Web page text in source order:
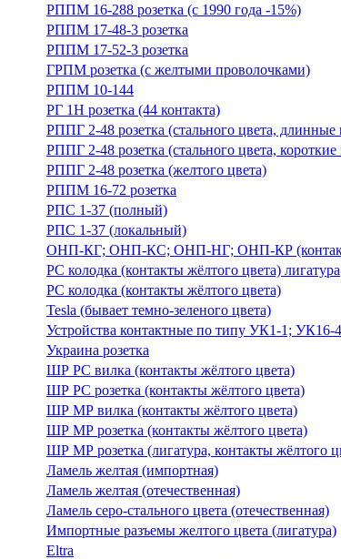
РППМ 16-288 розетка (с 1990 года -15%)
РППМ 17-48-3 розетка
РППМ 17-52-3 розетка
ГРПМ розетка (с желтыми проволочками)
РППМ 10-144
РГ 1Н розетка (44 контакта)
РППГ 2-48 розетка (стального цвета, длинные
РППГ 2-48 розетка (стального цвета, короткие
РППГ 2-48 розетка (желтого цвета)
РППМ 16-72 розетка
РПС 1-37 (полный)
РПС 1-37 (локальный)
ОНП-КГ; ОНП-КС; ОНП-НГ; ОНП-КР
РС колодка (контакты жёлтого цвета) лигатура
РС колодка (контакты жёлтого цвета)
Tesla (бывает темно-зеленого цвета)
Устройства контактные по типу УК1-1; УК16-
Украина розетка
ШР РС вилка (контакты жёлтого цвета)
ШР РС розетка (контакты жёлтого цвета)
ШР МР вилка (контакты жёлтого цвета)
ШР МР розетка (контакты жёлтого цвета)
ШР МР розетка (лигатура, контакты жёлтого
Ламель желтая (импортная)
Ламель желтая (отечественная)
Ламель серо-стального цвета (отечественная)
Импортные разъемы желтого цвета (лигатура)
Eltra